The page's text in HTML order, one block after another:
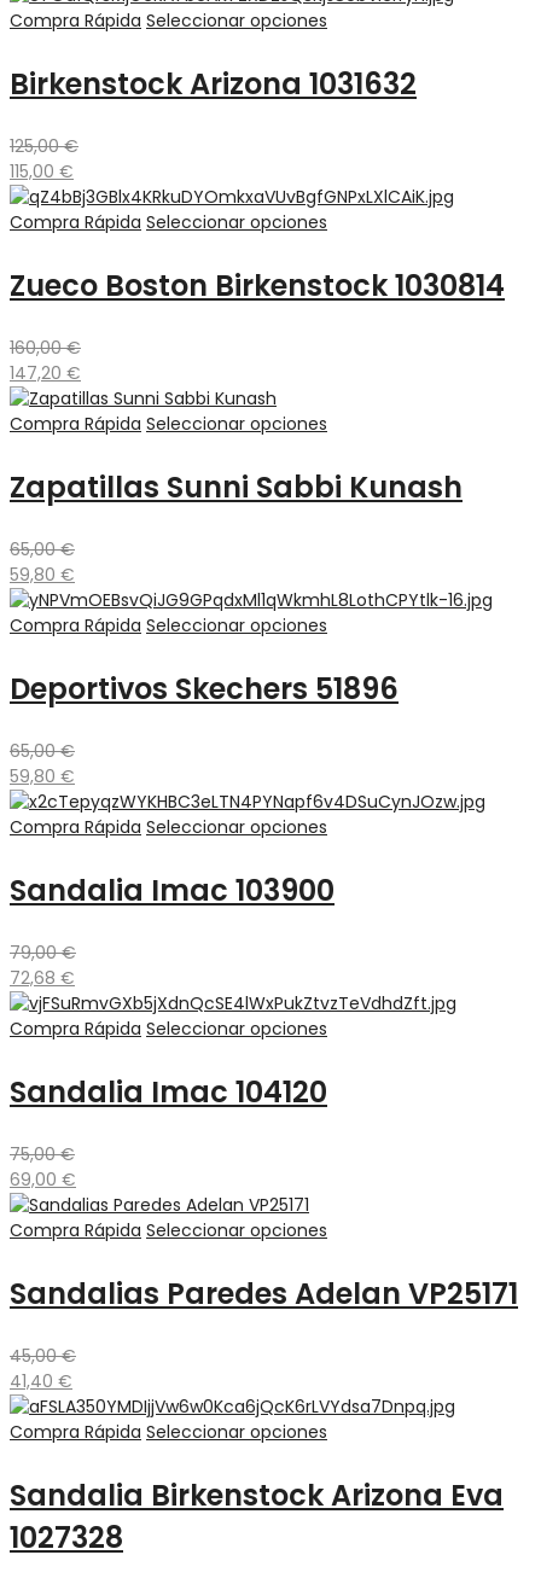
Compra Rápida Seleccionar opciones
Birkenstock Arizona 1031632
125,00€
115,00 €
Compra Rápida Seleccionar opciones
Zueco Boston Birkenstock 1030814
160,00€
147,20 €
Compra Rápida Seleccionar opciones
Zapatillas Sunni Sabbi Kunash
65,00€
59,80 €
Compra Rápida Seleccionar opciones
Deportivos Skechers 51896
65,00€
59,80 €
Compra Rápida Seleccionar opciones
Sandalia Imac 103900
79,00€
72,68 €
Compra Rápida Seleccionar opciones
Sandalia Imac 104120
75,00€
69,00 €
Compra Rápida Seleccionar opciones
Sandalias Paredes Adelan VP25171
45,00€
41,40 €
Compra Rápida Seleccionar opciones
Sandalia Birkenstock Arizona Eva
1027328